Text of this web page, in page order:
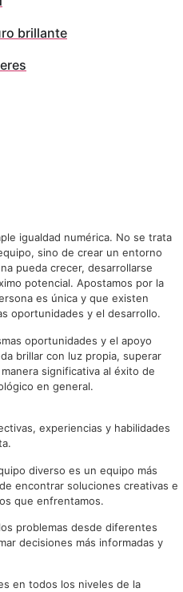
brillante
igualdad numérica. No se trata
sino de crear un entorno
pueda crecer, desarrollarse
potencial. Apostamos por la
es única y que existen
oportunidades y el desarrollo.
oportunidades y el apoyo
brillar con luz propia, superar
significativa al éxito de
en general.
experiencias y habilidades
diverso es un equipo más
encontrar soluciones creativas e
que enfrentamos.
problemas desde diferentes
decisiones más informadas y
en todos los niveles de la